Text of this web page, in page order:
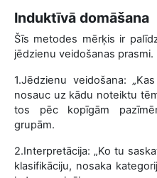
Induktīvā domāšana
Šīs metodes mērķis ir
jēdzienu veidošanas
1.Jēdzienu veidošana:
nosauc uz kādu noteiktu
tos pēc kopīgām
grupām.
2.Interpretācija: „Ko tu
klasifikāciju, nosaka